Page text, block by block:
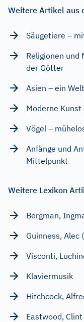
Weitere Artikel aus
Säugetiere –
Religionen und
der Götter
Asien – ein
Moderne
Vögel –
Anfänge und
Mittelpunkt
Weitere Lexikon
Bergman,
Guinness, Alec
Visconti,
Klaviermusik
Hitchcock,
Eastwood, Clint